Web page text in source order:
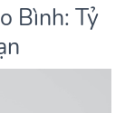
Bình: Tỷ